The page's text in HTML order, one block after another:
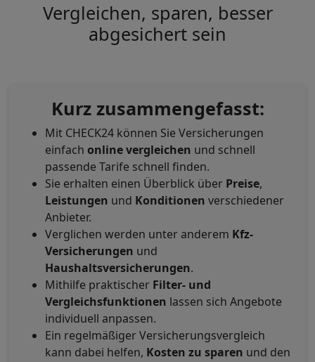
Vergleichen, sparen, besser
abgesichert sein
Kurz zusammengefasst:
Mit CHECK24 können Sie Versicherungen
einfach online vergleichen und schnell
passende Tarife schnell finden.
Sie erhalten einen Überblick über Preise,
Leistungen und Konditionen verschiedener
Anbieter.
Verglichen werden unter anderem Kfz-
Versicherungen und
Haushaltsversicherungen.
Mithilfe praktischer Filter- und
Vergleichsfunktionen lassen sich Angebote
individuell anpassen.
Ein regelmäßiger Versicherungsvergleich
kann dabei helfen, Kosten zu sparen und den